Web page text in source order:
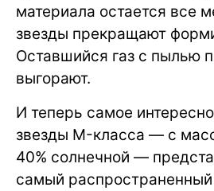
материала остается все
звезды прекращают
Оставшийся газ с пылью
выгорают.
И теперь самое
звезды M-класса — с
40% солнечной —
самый